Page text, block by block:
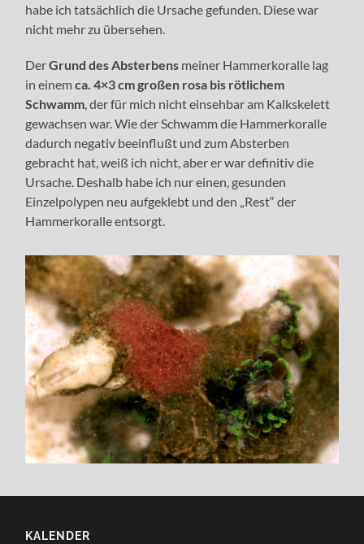
habe ich tatsächlich die Ursache gefunden. Diese war
nicht mehr zu übersehen.
DerGrund des Absterbens meiner Hammerkoralle lag
in einemca. 4×3 cm großen rosa bis rötlichem
Schwamm , der für mich nicht einsehbar am Kalkskelett
gewachsen war. Wie der Schwamm die Hammerkoralle
dadurch negativ beeinflußt und zum Absterben
gebracht hat, weiß ich nicht, aber er war definitiv die
Ursache. Deshalb habe ich nur einen, gesunden
Einzelpolypen neu aufgeklebt und den „Rest“ der
Hammerkoralle entsorgt.
KALENDER